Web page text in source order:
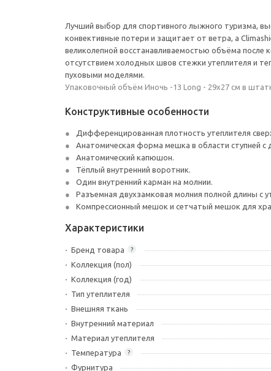
Лучший выбор для спортивного лыжного туризма,
конвективные потери и защитает от ветра, а
великолепной восстанавливаемостью объёма после
отсутствием холодных швов стежки утеплителя и
пуховыми моделями.
Упаковочный объём Иночь -13 Long - 29x27 см в
Конструктивные особенности
Дифференцированная плотность утеплителя
Анатомическая форма мешка в области ступней с
Анатомический капюшон.
Тёплый внутренний воротник.
Один внутренний карман на молнии.
Разъемная двухзамковая молния полной длины с
Компрессионный мешок и сетчатый мешок для
Характеристики
?
Бренд товара
Коллекция (пол)
Коллекция (год)
Тип утеплителя
Внешняя ткань
Внутренний материал
Материал утеплителя
?
Температура
Фурнитура